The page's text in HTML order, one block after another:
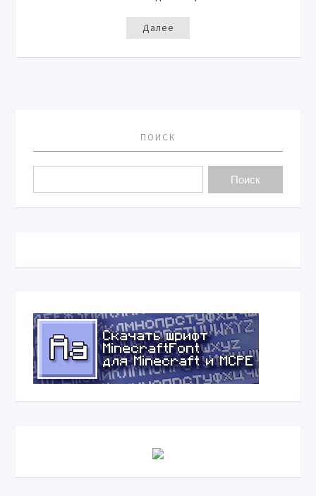
Далее
ПОИСК